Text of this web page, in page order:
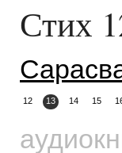
Стих
12 13 14 15